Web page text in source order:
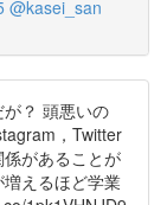
@kasei_san
？ 頭悪いの
，Twitter
があることが
えるほど学業